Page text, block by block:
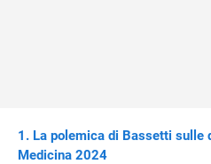
La polemica di Bassetti sulle
Medicina 2024